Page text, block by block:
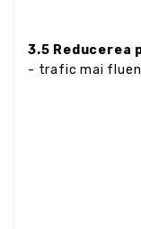
3.5 Reducerea
- trafic mai